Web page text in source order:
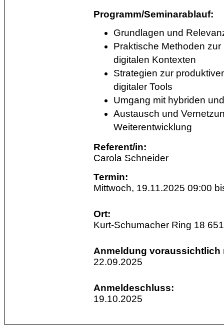
Programm/Seminarablauf:
Grundlagen und
Praktische Methoden
digitalen Kontexten
Strategien zur
digitaler Tools
Umgang mit hybriden
Austausch und
Weiterentwicklung
Referent/in:
Carola Schneider
Termin:
Mittwoch, 19.11.2025 09:00
Ort:
Kurt-Schumacher Ring 18
Anmeldung voraussichtlich
22.09.2025
Anmeldeschluss:
19.10.2025